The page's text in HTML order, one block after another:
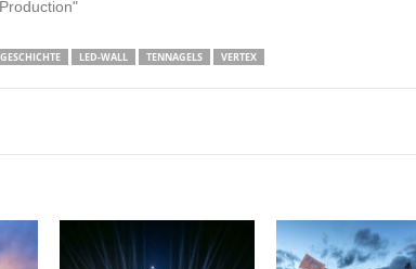
LED-WALL TENNAGELS VERTEX